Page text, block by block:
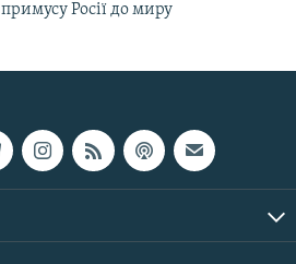
примусу Росії до миру